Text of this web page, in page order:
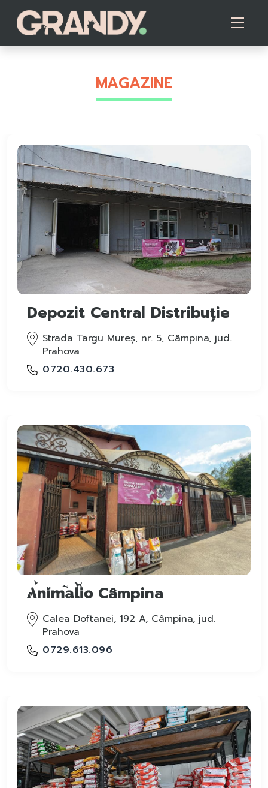
MAGAZINE
Depozit Central Distribuție
Strada Targu Mureș, nr. 5, Câmpina, jud.
Prahova
0720.430.673
Câmpina
Calea Doftanei, 192 A, Câmpina, jud.
Prahova
0729.613.096